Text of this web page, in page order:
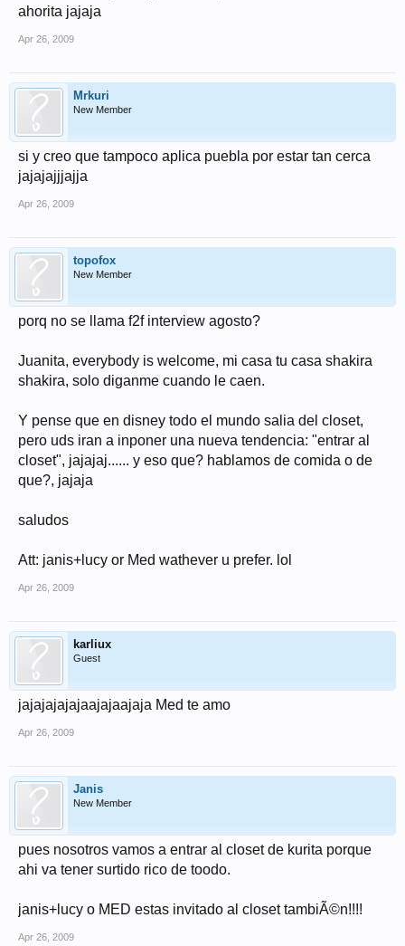
ahorita jajaja
Apr 26, 2009
Mrkuri
New Member
si y creo que tampoco aplica puebla por estar tan cerca
jajajajjjajja
Apr 26, 2009
topofox
New Member
porq no se llama f2f interview agosto?
Juanita, everybody is welcome, mi casa tu casa shakira
shakira, solo diganme cuando le caen.
Y pense que en disney todo el mundo salia del closet,
pero uds iran a inponer una nueva tendencia: "entrar al
closet", jajajaj...... y eso que? hablamos de comida o de
que?, jajaja
saludos
Att: janis+lucy or Med wathever u prefer. lol
Apr 26, 2009
karliux
Guest
jajajajajajaajajaajaja Med te amo
Apr 26, 2009
Janis
New Member
pues nosotros vamos a entrar al closet de kurita porque
ahi va tener surtido rico de toodo.
janis+lucy o MED estas invitado al closet tambiÃ©n!!!!
Apr 26, 2009